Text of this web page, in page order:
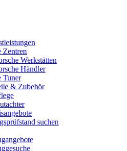
Zentren
Werkstätten
Händler
Tuner
& Zubehör
suchen